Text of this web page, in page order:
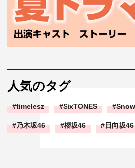
人気のタグ
timelesz SixTONES
乃木坂46 櫻坂46 日向坂46